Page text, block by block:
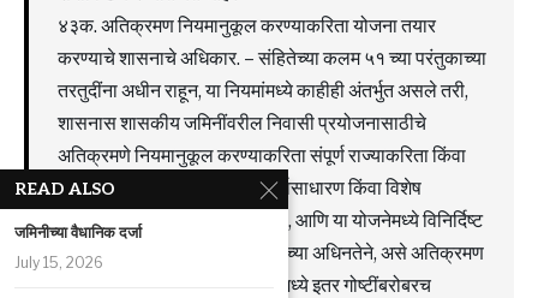
४३क. अतिक्रमण नियमानुकूल करण्याकरिता योजना तयार
करण्याचे शासनाचे अधिकार. – संहितेच्या कलम ५१ च्या परंतुकाच्या
तरतुदींना अधीन राहून, या नियमांमध्ये काहीही अंतर्भुत असले तरी,
शासनास शासकीय जमिनींवरील निवासी प्रयोजनासाठीचे
अतिक्रमणे नियमानुकूल करण्याकरिता संपूर्ण राज्याकरिता किंवा
राज्याच्या विनिर्दिष्ट क्षेत्राकरिता सर्वसाधारण किंवा विशेष
आदेशाद्वारे योजना तयार करता येईल, आणि या योजनेमध्ये विनिर्दिष्ट
करण्यात येतील अशा अटींवर व शर्तीच्या अधिनतेने, असे अतिक्रमण
नियमानुकूल करता येईल. या योजनेमध्ये इतर गोष्टींबरोबरच
READ ALSO
जमिनीच्या वैधानिक दर्जा
July 15, 2026